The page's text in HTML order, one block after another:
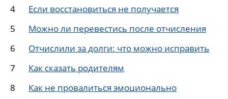
Если восстановиться не получается
Можно ли перевестись после отчисления
Отчислили за долги: что можно исправить
Как сказать родителям
Как не провалиться эмоционально